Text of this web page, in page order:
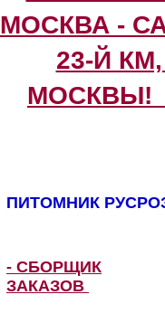
МОСКВА -
23-Й
МОСКВЫ!
ПИТОМНИК
- СБОРЩИК
ЗАКАЗОВ